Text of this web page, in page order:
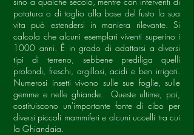
potatura o di taglio alla base del fusto la sua
vita può estendersi in maniera rilevante. Si
calcola che alcuni esemplari viventi superino i
1000 anni. È in grado di adattarsi a diversi
tipi di terreno, sebbene prediliga quelli
profondi, freschi, argillosi, acidi e ben irrigati.
Numerosi insetti vivono sulle sue foglie, sulle
gemme e nelle ghiande. Queste ultime, poi,
costituiscono un'importante fonte di cibo per
diversi piccoli mammiferi e alcuni uccelli tra cui
la Ghiandaia.